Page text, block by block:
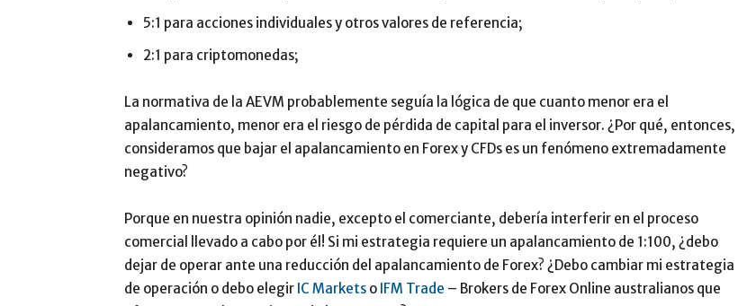
5:1 para acciones individuales y otros valores de referencia;
2:1 para criptomonedas;
La normativa de la AEVM probablemente seguía la lógica de que cuanto menor era el
apalancamiento, menor era el riesgo de pérdida de capital para el inversor. ¿Por qué, entonces,
consideramos que bajar el apalancamiento en Forex y CFDs es un fenómeno extremadamente
negativo?
Porque en nuestra opinión nadie, excepto el comerciante, debería interferir en el proceso
comercial llevado a cabo por él! Si mi estrategia requiere un apalancamiento de 1:100, ¿debo
dejar de operar ante una reducción del apalancamiento de Forex? ¿Debo cambiar mi estrategia
de operación o debo elegir IC Markets o IFM Trade – Brokers de Forex Online australianos que